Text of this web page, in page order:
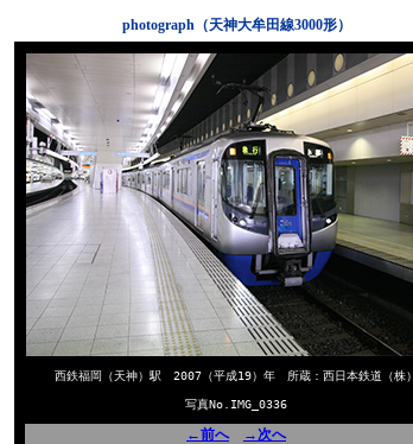
photograph（天神大牟田線3000形）
西鉄福岡（天神）駅 2007（平成19）年 所蔵：西日本鉄道（株）
写真No.IMG_0336
←前へ →次へ